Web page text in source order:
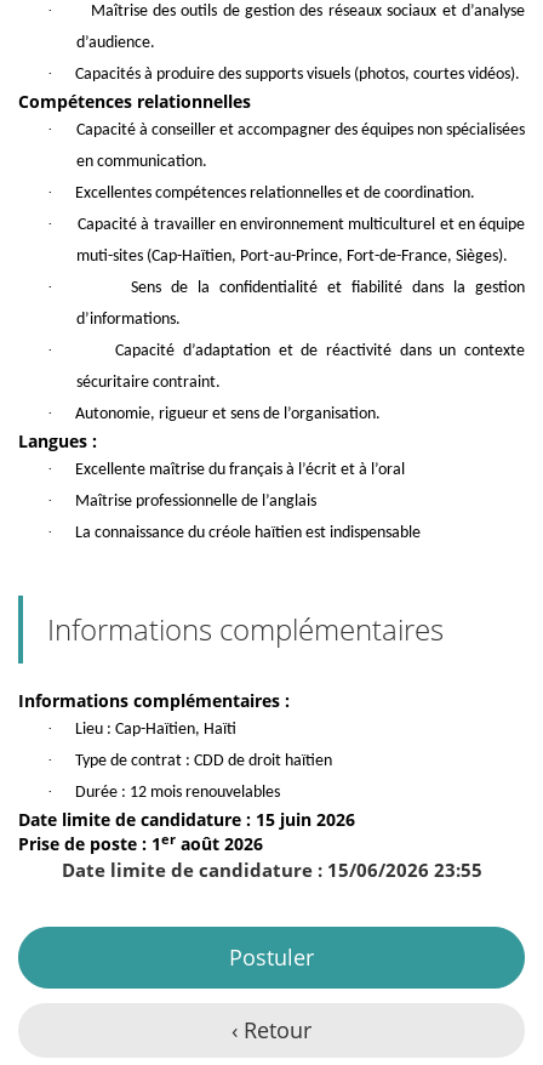
·
Maîtrise des outils de gestion des réseaux sociaux et d’analyse
d’audience.
·
Capacités à produire des supports visuels (photos, courtes vidéos).
Compétences relationnelles
·
Capacité à conseiller et accompagner des équipes non spécialisées
en communication.
·
Excellentes compétences relationnelles et de coordination.
·
Capacité à travailler en environnement multiculturel et en équipe
muti-sites (Cap-Haïtien, Port-au-Prince, Fort-de-France, Sièges).
·
Sens de la confidentialité et fiabilité dans la gestion
d’informations.
·
Capacité d’adaptation et de réactivité dans un contexte
sécuritaire contraint.
·
Autonomie, rigueur et sens de l’organisation.
Langues :
·
Excellente maîtrise du français à l’écrit et à l’oral
·
Maîtrise professionnelle de l’anglais
·
La connaissance du créole haïtien est indispensable
Informations complémentaires
Informations complémentaires :
·
Lieu : Cap-Haïtien, Haïti
·
Type de contrat : CDD de droit haïtien
·
Durée : 12 mois renouvelables
Date limite de candidature : 15 juin 2026
Prise de poste : 1er août 2026
Date limite de candidature : 15/06/2026 23:55
Postuler
‹ Retour